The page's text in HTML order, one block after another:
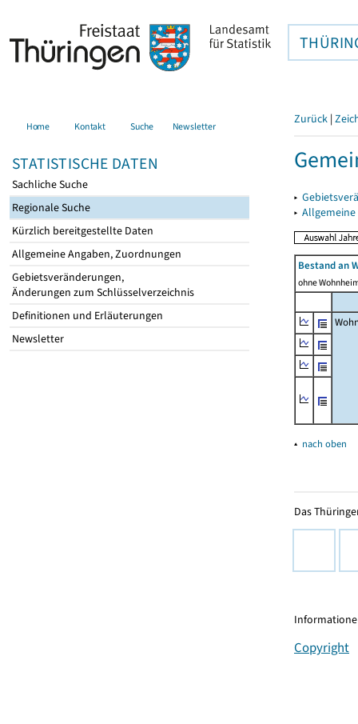
Home Kontakt Suche Newsletter
STATISTISCHE DATEN
Sachliche Suche
Regionale Suche
Kürzlich bereitgestellte Daten
Allgemeine Angaben, Zuordnungen
Gebietsveränderungen,
Änderungen zum Schlüsselverzeichnis
Definitionen und Erläuterungen
Newsletter
Zurück |
▸
▸
Bestand an
ohne
▴ nach oben
Das
Copyright